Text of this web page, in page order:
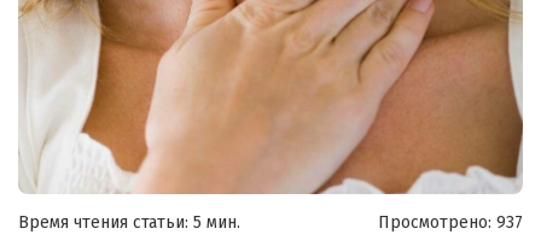
Время чтения статьи: 5 мин. Просмотрено: 937